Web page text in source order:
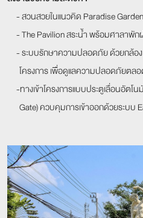
- สวนสวยในแนวคิด Paradise
- The Pavilion สระน้ำ พร้อมศาลาพั
- ระบบรักษาความปลอดภัย ด้วยกล้อ
โครงการ เพื่อดูแลความปลอดภัยตลอ
-ทางเข้าโครงการแบบประตูเลื่อนอัตโ
Gate) ควบคุมการเข้าออกด้วยระบบ